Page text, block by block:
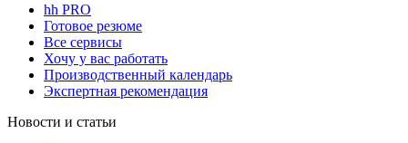
hh PRO
Готовое резюме
Все сервисы
Хочу у вас работать
Производственный календарь
Экспертная рекомендация
Новости и статьи